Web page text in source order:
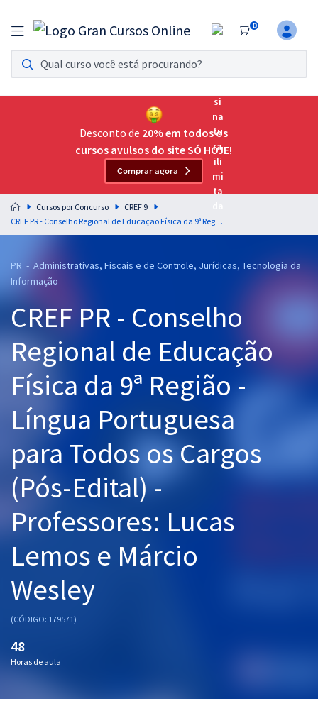
0
Assinatura Ilimitada 11
Acesso a todos os cursos. Teste grátis por 7 dias!
Assinatura OAB Até Passar
Acesso ilimitado a toda preparação para o Exame da
Residências Multiprofissionais
Preparação completa e intensiva para as principais
residências em saúde do Brasil
Assinatura Ilimitada
Graduação
OAB
Mentorias
Questões grátis
Conteúdo gratuito
Blog
Aprovados
Atendimento
Desconto de 20% em todos os
cursos avulsos do site SÓ HOJE!
Comprar agora
Cursos por Concurso
CREF 9
CREF PR - Conselho Regional de Educação Física da 9ª Região - Língua Portuguesa para Todos os Cargos (Pós-Edital) - Professores: Lucas Lemos e Márcio Wesley
PR - Administrativas, Fiscais e de Controle, Jurídicas, Tecnologia da
Informação
CREF PR - Conselho
Regional de Educação
Física da 9ª Região -
Língua Portuguesa
para Todos os Cargos
(Pós-Edital) -
Professores: Lucas
Lemos e Márcio
Wesley
(CÓDIGO: 179571)
48
Horas de aula